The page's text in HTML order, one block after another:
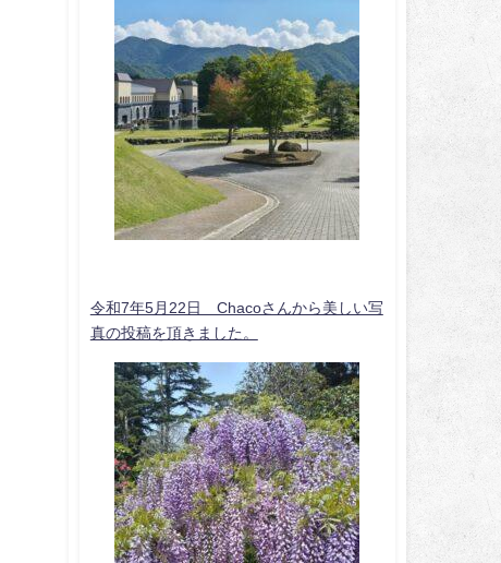
令和7年5月22日 Chacoさんから美しい写
真の投稿を頂きました。